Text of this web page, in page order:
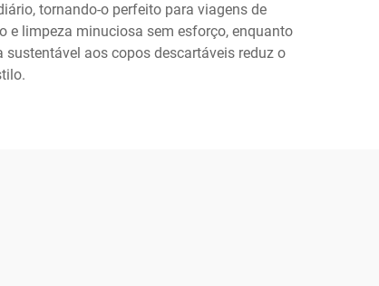
tornando-o perfeito para viagens de
e limpeza minuciosa sem esforço, enquanto
aos copos descartáveis reduz o